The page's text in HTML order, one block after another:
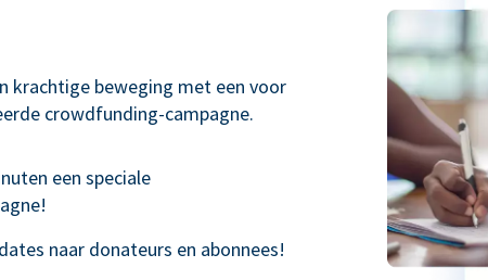
krachtige beweging met een voor
crowdfunding-campagne.
een speciale
naar donateurs en abonnees!